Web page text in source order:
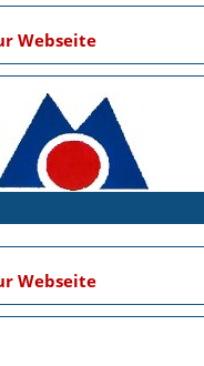
Webseite
Webseite